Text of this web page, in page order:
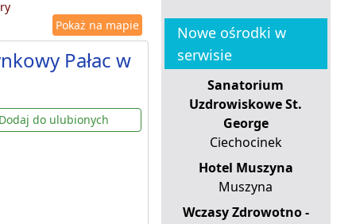
Pokaż na mapie
Pałac w
Dodaj do ulubionych
Nowe ośrodki w
serwisie
Sanatorium
Uzdrowiskowe St.
George
Ciechocinek
Hotel Muszyna
Muszyna
Wczasy Zdrowotno -